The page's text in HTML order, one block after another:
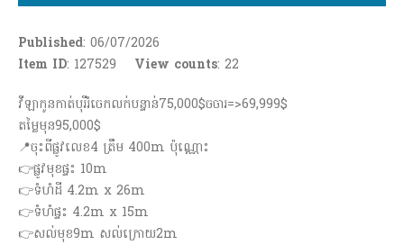
Published: 06/07/2026
Item ID: 127529 View counts: 22
វីឡាកូនកាត់បុរីរំចេកលក់បន្ទាន់75,000$ចចារ=>69,999$
តម្លៃមុន95,000$
📍ចុះពីផ្លូវលេខ4 ត្រឹម 400m ប៉ុណ្ណោះ
👉ផ្លូវមុខផ្ទះ 10m
👉ទំហំដី 4.2m x 26m
👉ទំហំផ្ទះ 4.2m x 15m
👉សល់មុខ9m សល់ក្រោយ2m